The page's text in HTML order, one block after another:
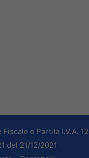
e Partita I.V.A.
del 21/12/2021